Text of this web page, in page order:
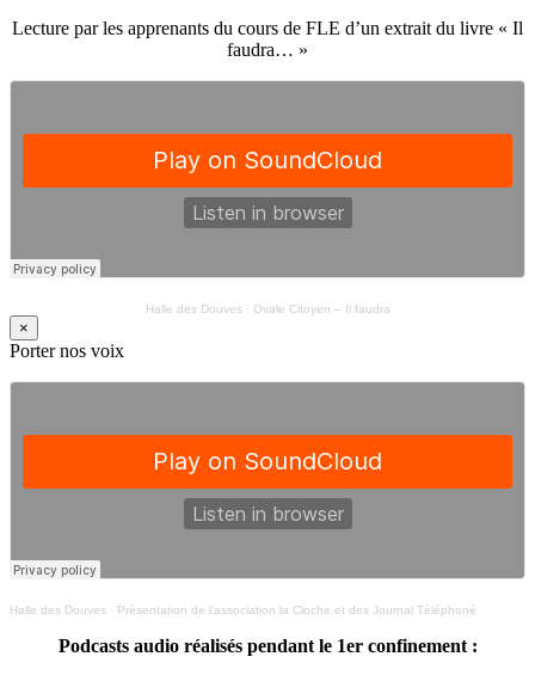
Lecture par les apprenants du cours de FLE d’un extrait du livre « Il
faudra… »
Halle des Douves· Ovale Citoyen – Il faudra
×
Porter nos voix
Halle des Douves · Présentation de l’association la Cloche et des Journal Téléphoné
Podcasts audio réalisés pendant le 1er confinement :